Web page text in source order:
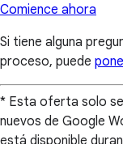
Comience ahora
Si tiene alguna
proceso, puede
* Esta oferta solo
nuevos de Google